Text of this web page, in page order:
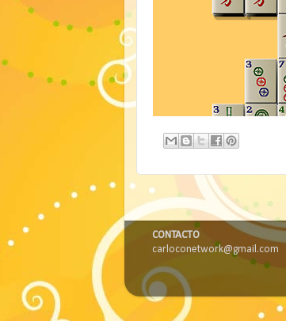
CONTACTO
carloconetwork@gmail.com